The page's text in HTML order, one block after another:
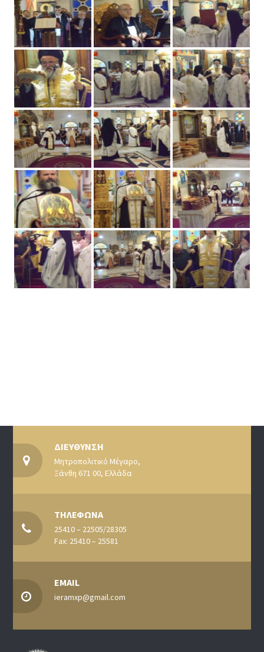
ΔΙΕΥΘΥΝΣΗ
Μητροπολιτικό Μέγαρο,
Ξάνθη 671 00, Ελλάδα
ΤΗΛΕΦΩΝΑ
25410 – 22505/28305
Fax: 25410 – 25581
EMAIL
ieramxp@gmail.com